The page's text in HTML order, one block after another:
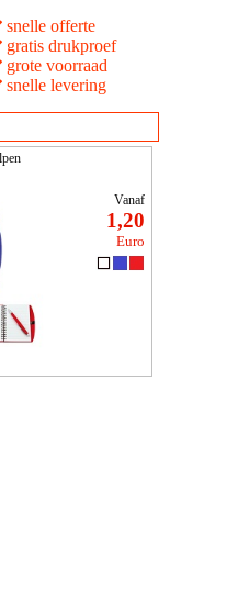
snelle offerte
gratis drukproef
grote voorraad
snelle levering
Vanaf
1,20
Euro